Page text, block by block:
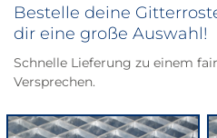
Bestelle deine
dir eine große Auswahl!
Schnelle Lieferung zu einem
Versprechen.